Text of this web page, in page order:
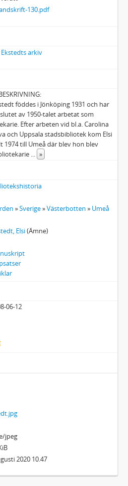
130.pdf
Ekstedts arkiv
föddes i Jönköping 1931 och har
av 1950-talet arbetat som
Efter arbeten vid bl.a. Carolina
och Uppsala stadsbibliotek kom Elsi
1974 till Umeå där blev hon blev
... »
»Sverige»Västerbotten » Umeå
Elsi(Ämne)
06-12
jpeg
2020 10.47